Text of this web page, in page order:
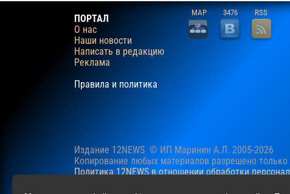
ПОРТАЛ
О нас
Наши новости
Написать в редакцию
Реклама
Правила и политика
MAP 3476 RSS
Издание 12NEWS © ИП Маринин А.Л. 2005-2026
Копирование любых материалов разрешено только
Политика 12NEWS в отношении обработки